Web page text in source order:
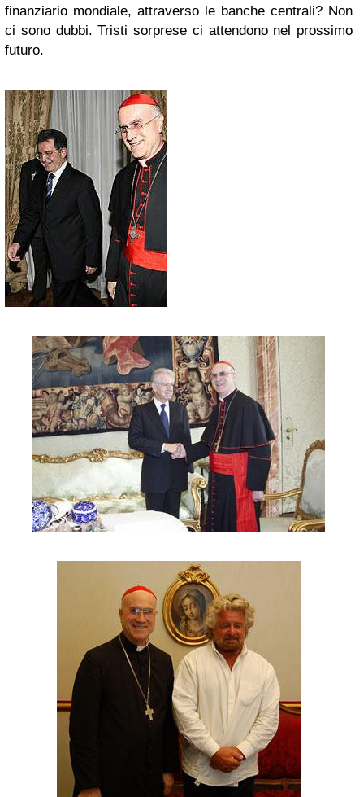
finanziario mondiale, attraverso le banche centrali? Non
ci sono dubbi. Tristi sorprese ci attendono nel prossimo
futuro.